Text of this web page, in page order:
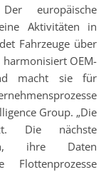
europäische
Aktivitäten in
Fahrzeuge über
OEM-
macht sie für
Group. „Die
Die nächste
ihre Daten
Flottenprozesse